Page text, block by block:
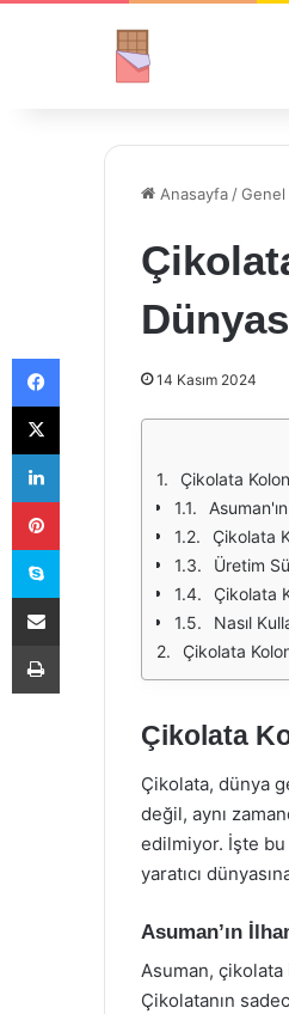
Anasayfa /Genel
14 Kasım 2024
Çikolata
Çikolata
Üretim
Çikolata
Nasıl
Çikolata
Çikolata
Çikolata, dünya
değil, aynı
edilmiyor. İşte bu
yaratıcı
Asuman’ın
Asuman,
Çikolatanın
Facebook
X
LinkedIn
Pinterest
Skype
E-Posta ile paylaş